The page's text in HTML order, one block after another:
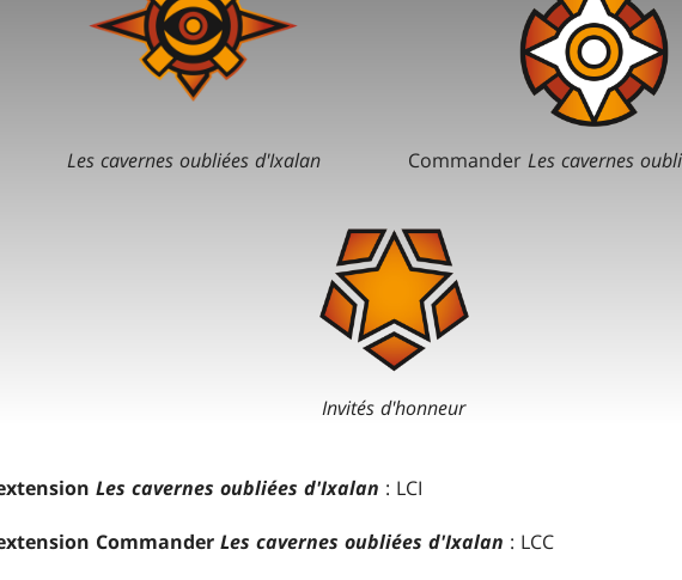
Les cavernes oubliées d'Ixalan Commander Les cavernes
Invités d'honneur
Les cavernes oubliées d'Ixalan : LCI
Commander Les cavernes oubliées d'Ixalan : LCC